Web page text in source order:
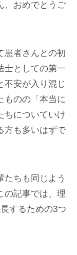
、おめでとうご
患者さんとの初
士としての第一
不安が入り混じ
ものの「本当に
ちについていけ
方も多いはずで
たちも同じよう
の記事では、理
するための3つ